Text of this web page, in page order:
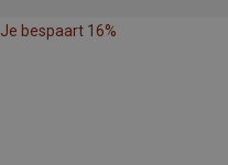
Je bespaart 16%